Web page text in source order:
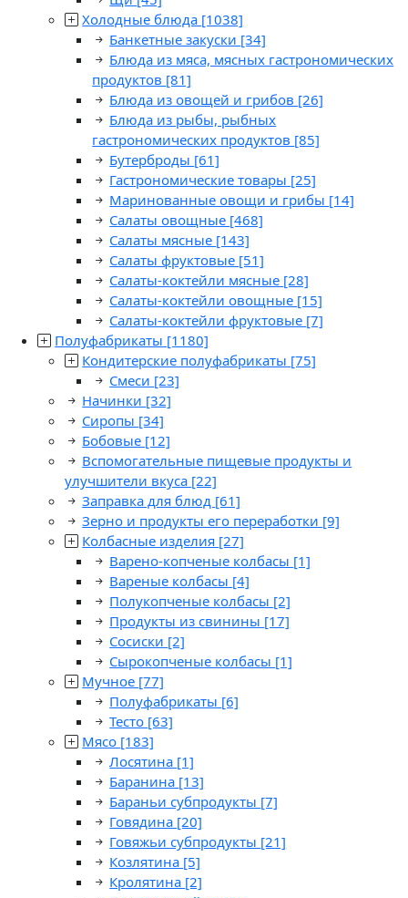
Холодные блюда [1038]
Банкетные закуски [34]
Блюда из мяса, мясных гастрономических
продуктов [81]
Блюда из овощей и грибов [26]
Блюда из рыбы, рыбных
гастрономических продуктов [85]
Бутерброды [61]
Гастрономические товары [25]
Маринованные овощи и грибы [14]
Салаты овощные [468]
Салаты мясные [143]
Салаты фруктовые [51]
Салаты-коктейли мясные [28]
Салаты-коктейли овощные [15]
Салаты-коктейли фруктовые [7]
Полуфабрикаты [1180]
Кондитерские полуфабрикаты [75]
Смеси [23]
Начинки [32]
Сиропы [34]
Бобовые [12]
Вспомогательные пищевые продукты и
улучшители вкуса [22]
Заправка для блюд [61]
Зерно и продукты его переработки [9]
Колбасные изделия [27]
Варено-копченые колбасы [1]
Вареные колбасы [4]
Полукопченые колбасы [2]
Продукты из свинины [17]
Сосиски [2]
Сырокопченые колбасы [1]
Мучное [77]
Полуфабрикаты [6]
Тесто [63]
Мясо [183]
Лосятина [1]
Баранина [13]
Бараньи субпродукты [7]
Говядина [20]
Говяжьи субпродукты [21]
Козлятина [5]
Кролятина [2]